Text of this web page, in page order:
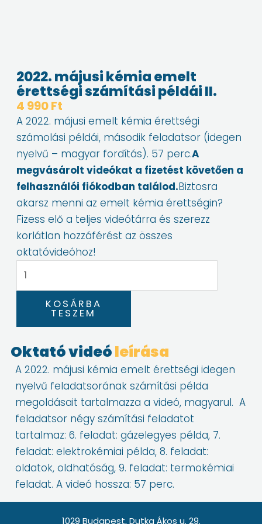
2022. májusi kémia emelt
érettségi számítási példái II.
4 990Ft
A 2022. májusi emelt kémia érettségi
számolási példái, második feladatsor (idegen
nyelvű – magyar fordítás). 57 perc.A
megvásárolt videókat a fizetést követően a
felhasználói fiókodban találod.Biztosra
akarsz menni az emelt kémia érettségin?
Fizess elő a teljes videótárra és szerezz
korlátlan hozzáférést az összes
oktatóvideóhoz!
májusi
érettségi
számítási
példái
II.
mennyiség
KOSÁRBA
TESZEM
Oktató videóleírása
A 2022. májusi kémia emelt érettségi idegen
nyelvű feladatsorának számítási példa
megoldásait tartalmazza a videó, magyarul. A
feladatsor négy számítási feladatot
tartalmaz: 6. feladat: gázelegyes példa, 7.
feladat: elektrokémiai példa, 8. feladat:
oldatok, oldhatóság, 9. feladat: termokémiai
feladat. A videó hossza: 57 perc.
1029 Budapest, Dutka Ákos u. 29.